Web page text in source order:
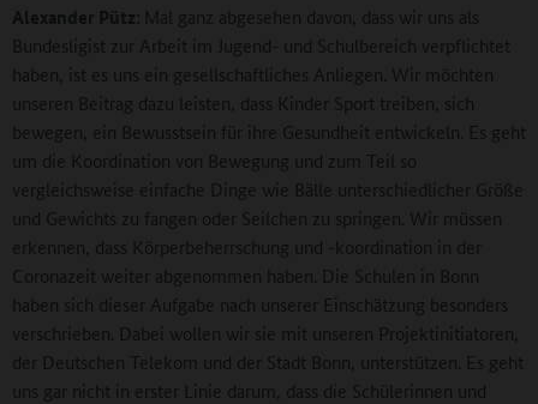
Alexander Pütz: Mal ganz abgesehen davon, dass wir uns als
Bundesligist zur Arbeit im Jugend- und Schulbereich verpflichtet
haben, ist es uns ein gesellschaftliches Anliegen. Wir möchten
unseren Beitrag dazu leisten, dass Kinder Sport treiben, sich
bewegen, ein Bewusstsein für ihre Gesundheit entwickeln. Es geht
um die Koordination von Bewegung und zum Teil so
vergleichsweise einfache Dinge wie Bälle unterschiedlicher Größe
und Gewichts zu fangen oder Seilchen zu springen. Wir müssen
erkennen, dass Körperbeherrschung und -koordination in der
Coronazeit weiter abgenommen haben. Die Schulen in Bonn
haben sich dieser Aufgabe nach unserer Einschätzung besonders
verschrieben. Dabei wollen wir sie mit unseren Projektinitiatoren,
der Deutschen Telekom und der Stadt Bonn, unterstützen. Es geht
uns gar nicht in erster Linie darum, dass die Schülerinnen und